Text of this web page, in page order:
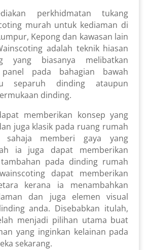
perkhidmatan tukang
murah untuk kediaman di
Kepong dan kawasan lain
adalah teknik hiasan
yang biasanya melibatkan
panel pada bahagian bawah
separuh dinding ataupun
dinding.
memberikan konsep yang
juga klasik pada ruang rumah
sahaja memberi gaya yang
ia juga dapat memberikan
pada dinding rumah
dapat memberikan
kerana ia menambahkan
dan juga elemen visual
anda. Disebabkan itulah,
menjadi pilihan utama buat
yang inginkan kelainan pada
sekarang.